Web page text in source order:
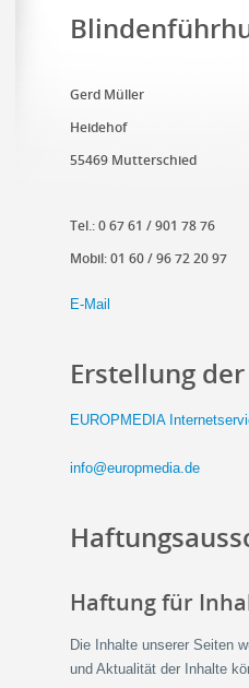
Gerd Müller
Heidehof
55469 Mutterschied
Tel.: 0 67 61 / 901 78 76
Mobil: 01 60 / 96 72 20 97
E-Mail
Erstellung
EUROPMEDIA
info@europmedia.de
Haftung für
Die Inhalte unserer Seiten
und Aktualität der Inhalte